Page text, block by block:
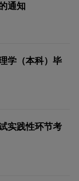
通知
学（本科）毕
实践性环节考